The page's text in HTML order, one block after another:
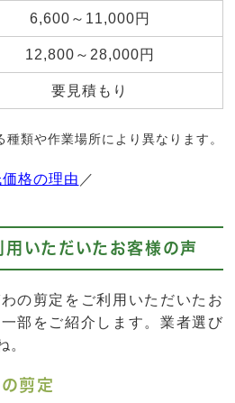
6,600～11,000円
12,800～28,000円
要見積もり
類や作業場所により異なります。
格の理由 ／
用いただいたお客様の声
の剪定をご利用いただいたお
部をご紹介します。業者選び
。
剪定